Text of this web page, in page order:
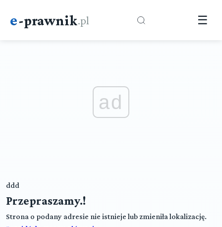
e-prawnik.pl ☰
ad
ddd
Przepraszamy.!
Strona o podany adresie nie istnieje lub zmieniła lokalizację.